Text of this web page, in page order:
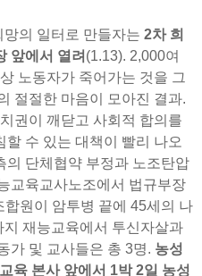
의 일터로 만들자는 2차 희
앞에서 열려 (1.13). 2,000여
노동자가 죽어가는 것을 그
절절한 마음이 모아진 결과.
권이 깨닫고 사회적 합의를
수 있는 대책이 빨리 나오
의 단체협약 부정과 노조탄압
교육교사노조에서 법규부장
원이 암투병 끝에 45세의 나
재능교육에서 투신자살과
가 및 교사들은 총 3명. 농성
육 본사 앞에서 1박 2일 농성